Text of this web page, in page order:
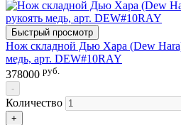
Быстрый просмотр
Нож складной Дью Хара (Dew
медь, арт. DEW#10RAY
378000 руб.
-
Количество
+